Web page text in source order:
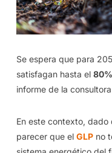
Se espera que para
satisfagan hasta el
informe de la
En este contexto,
parecer que el GLPno